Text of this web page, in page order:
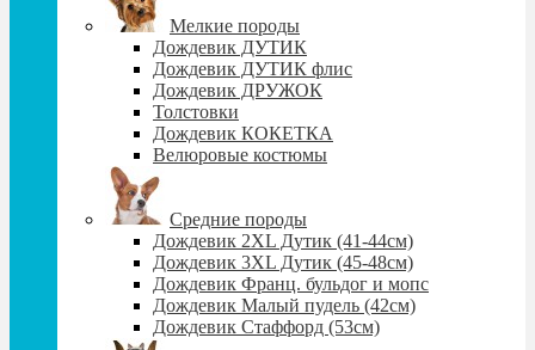
Мелкие породы
Дождевик ДУТИК
Дождевик ДУТИК флис
Дождевик ДРУЖОК
Толстовки
Дождевик КОКЕТКА
Велюровые костюмы
Средние породы
Дождевик 2XL Дутик (41-44см)
Дождевик 3XL Дутик (45-48см)
Дождевик Франц. бульдог и мопс
Дождевик Малый пудель (42см)
Дождевик Стаффорд (53см)